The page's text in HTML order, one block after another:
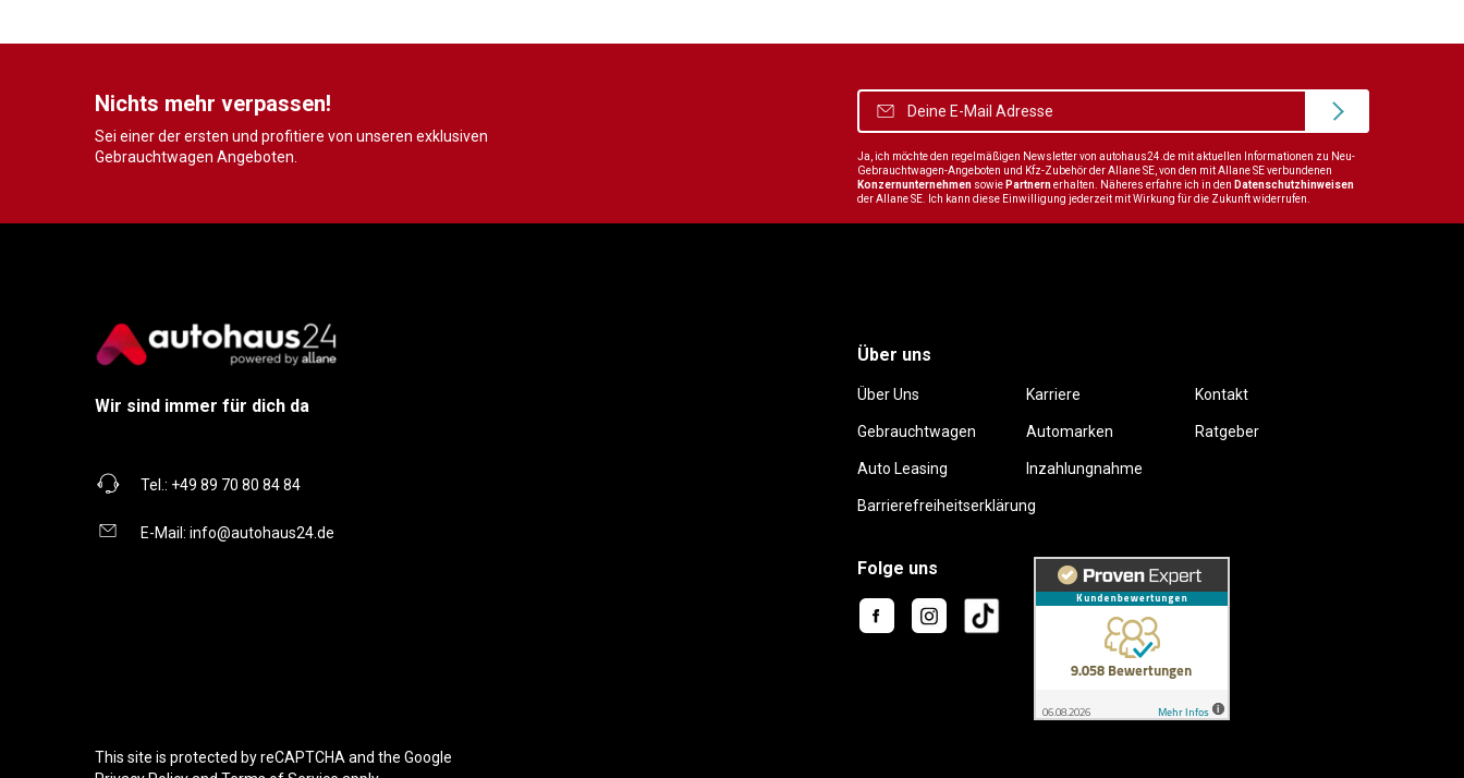
Nichts mehr verpassen!
Sei einer der ersten und profitiere von unseren exklusiven
Gebrauchtwagen Angeboten.
Ja, ich möchte den regelmäßigen Newsletter von autohaus24.de mit aktuellen Informationen zu Neu-
Gebrauchtwagen-Angeboten und Kfz-Zubehör der Allane SE, von den mit Allane SE verbundenen
Konzernunternehmen sowie Partnernerhalten. Näheres erfahre ich in den Datenschutzhinweisen
der Allane SE. Ich kann diese Einwilligung jederzeit mit Wirkung für die Zukunft widerrufen.
Wir sind immer für dich da
Tel.: +49 89 70 80 84 84
E-Mail: info@autohaus24.de
Über uns
Über Uns Karriere Kontakt
Gebrauchtwagen Automarken Ratgeber
Auto Leasing Inzahlungnahme
Barrierefreiheitserklärung
Folge uns
This site is protected by reCAPTCHA and the Google